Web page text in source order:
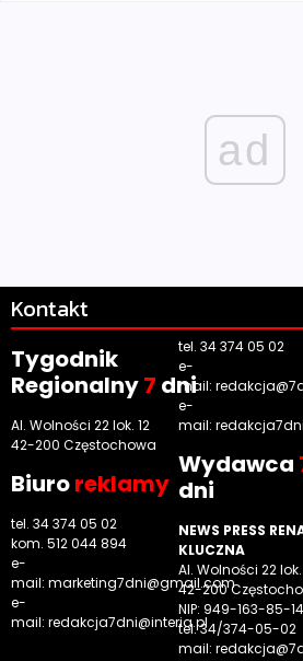
ad
Kontakt
Tygodnik
Regionalny7 dni
Al. Wolności 22 lok. 12
42-200 Częstochowa
Biuroreklamy
tel. 34 374 05 02
kom. 512 044 894
e-
mail: marketing7dni@gmail.com
e-
mail: redakcja7dni@interia.pl
tel. 34 374 05 02
e-
mail:
e-
mail:
Wydawca
dni
NEWS PRESS
KLUCZNA
Al. Wolności 22 lok.
42-200
NIP: 949-163-85-14
tel. 34/374-05-02
mail: